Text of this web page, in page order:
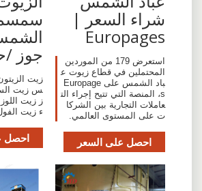
شراء السعر |
Europages
استعرض 179 من الموردين
المحتملين في قطاع زيوت ع
باد الشمس على Europage
s، المنصة التي تتيح إجراء الت
عاملات التجارية بين الشركا
ت على المستوى العالمي.
احصل على السعر
جوز /
زيت
س زيت
ز زيت
ء زيت
احصل